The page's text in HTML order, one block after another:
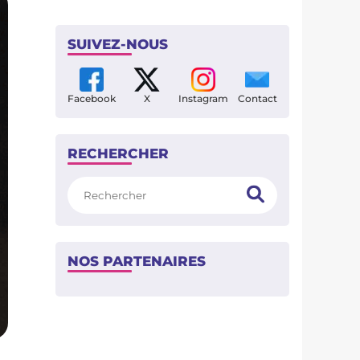
SUIVEZ-NOUS
Facebook X Instagram Contact
RECHERCHER
NOS PARTENAIRES